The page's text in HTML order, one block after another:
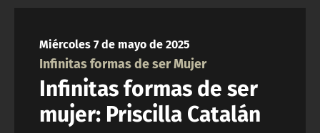
Miércoles 7 de mayo de 2025
Infinitas formas de ser Mujer
Infinitas formas de ser
mujer: Priscilla Catalán